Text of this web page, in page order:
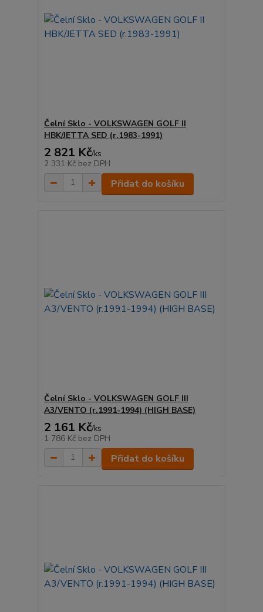
Čelní Sklo - VOLKSWAGEN GOLF II
HBK/JETTA SED (r.1983-1991)
2 821 Kč/ks
2 331 Kč bez DPH
Přidat do košíku
Čelní Sklo - VOLKSWAGEN GOLF III
A3/VENTO (r.1991-1994) (HIGH BASE)
2 161 Kč/ks
1 786 Kč bez DPH
Přidat do košíku